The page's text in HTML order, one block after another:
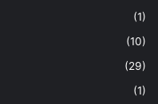
(1)
(10)
(29)
(1)